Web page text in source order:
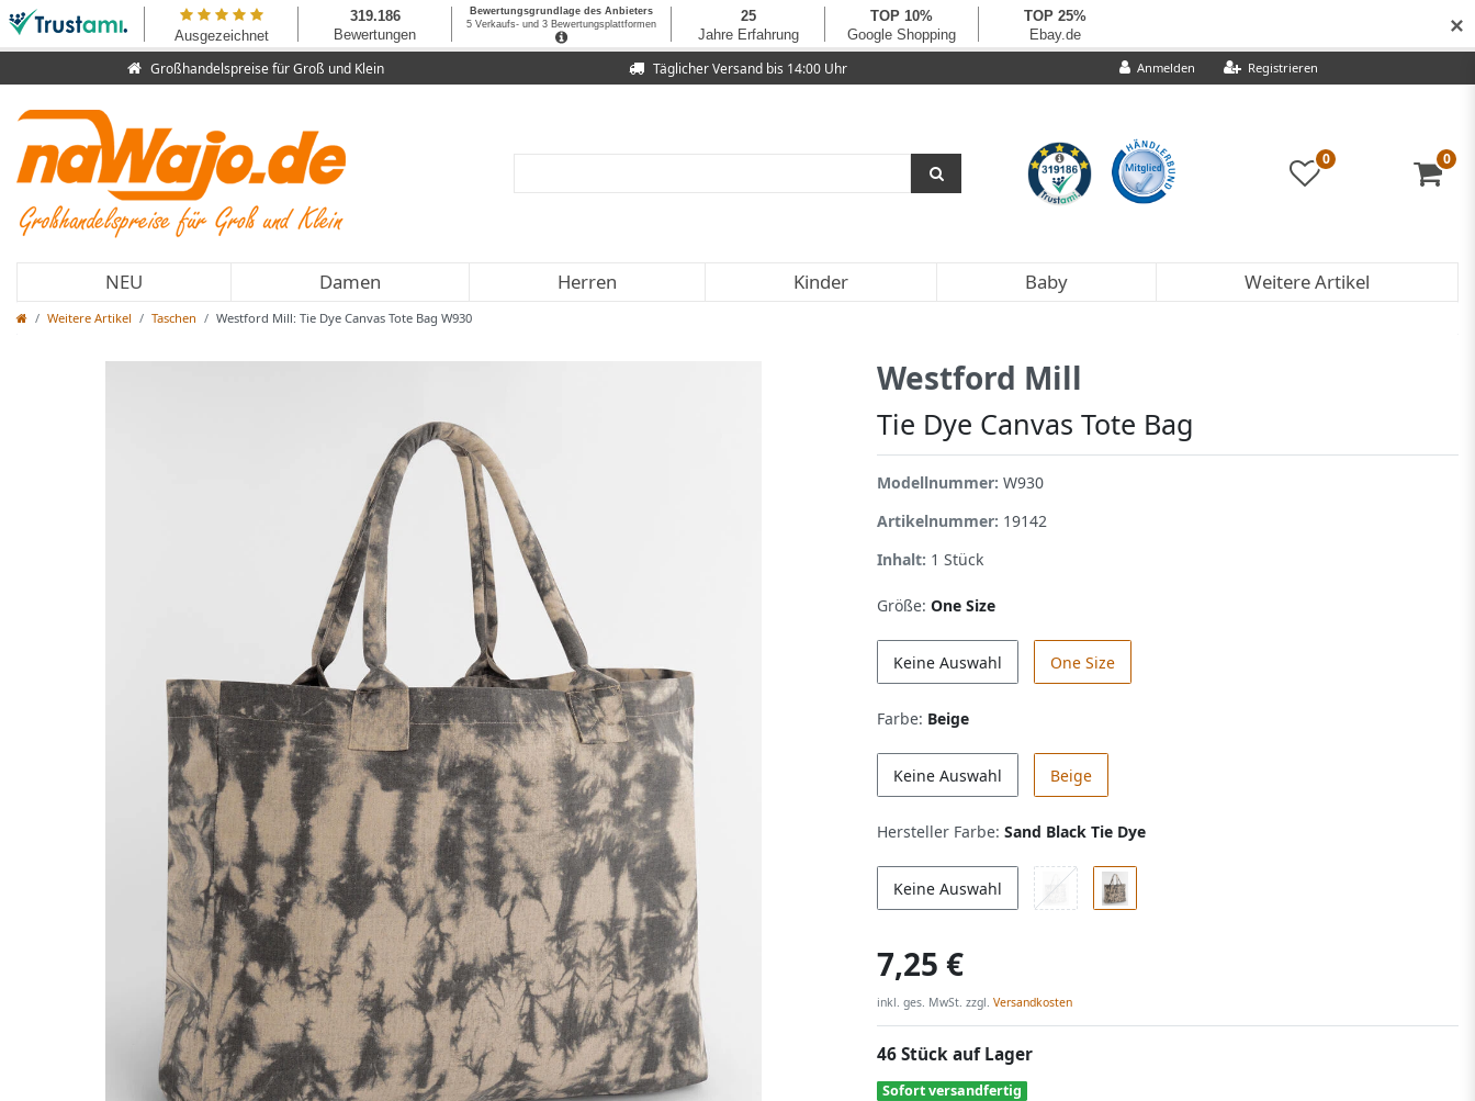
Anmelden Registrieren
Täglicher Versand bis 14:00 Uhr
Großhandelspreise für Groß und Klein
0 0
NEU Damen Herren Kinder Baby Weitere Artikel
Weitere Artikel Taschen Westford Mill: Tie Dye Canvas Tote Bag W930
Westford Mill
Tie Dye Canvas Tote Bag
Modellnummer: W930
Artikelnummer: 19142
Inhalt: 1 Stück
Größe: One Size
Keine Auswahl One Size
Farbe: Beige
Keine Auswahl Beige
Hersteller Farbe: Sand Black Tie Dye
Keine Auswahl
7,25 €
inkl. ges. MwSt. zzgl. Versandkosten
46 Stück auf Lager
Sofort versandfertig
✕